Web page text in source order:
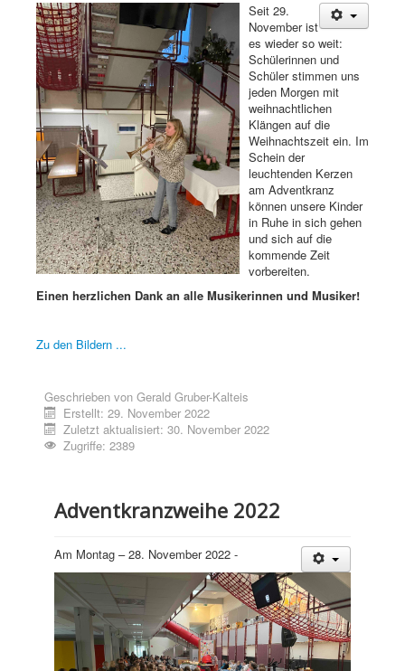
Seit 29.
November ist
es wieder so weit:
Schülerinnen und
Schüler stimmen uns
jeden Morgen mit
weihnachtlichen
Klängen auf die
Weihnachtszeit ein. Im
Schein der
leuchtenden Kerzen
am Adventkranz
können unsere Kinder
in Ruhe in sich gehen
und sich auf die
kommende Zeit
vorbereiten.
Einen herzlichen Dank an alle Musikerinnen und Musiker!
Zu den Bildern ...
Geschrieben von Gerald Gruber-Kalteis
Erstellt: 29. November 2022
Zuletzt aktualisiert: 30. November 2022
Zugriffe: 2389
Adventkranzweihe 2022
Am Montag – 28. November 2022 -